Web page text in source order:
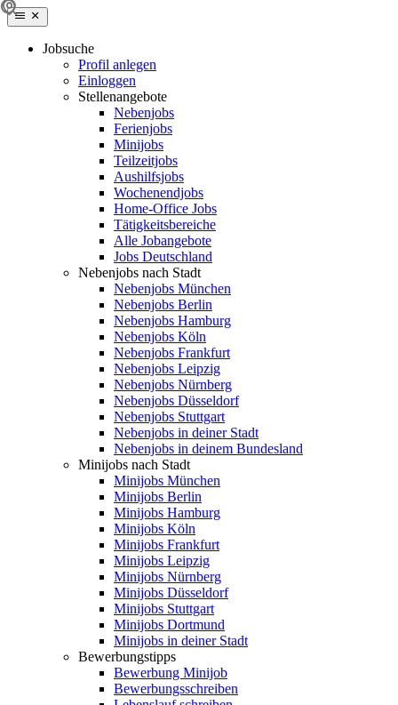
Jobsuche
Profil anlegen
Einloggen
Stellenangebote
Nebenjobs
Ferienjobs
Minijobs
Teilzeitjobs
Aushilfsjobs
Wochenendjobs
Home-Office Jobs
Tätigkeitsbereiche
Alle Jobangebote
Jobs Deutschland
Nebenjobs nach Stadt
Nebenjobs München
Nebenjobs Berlin
Nebenjobs Hamburg
Nebenjobs Köln
Nebenjobs Frankfurt
Nebenjobs Leipzig
Nebenjobs Nürnberg
Nebenjobs Düsseldorf
Nebenjobs Stuttgart
Nebenjobs in deiner Stadt
Nebenjobs in deinem Bundesland
Minijobs nach Stadt
Minijobs München
Minijobs Berlin
Minijobs Hamburg
Minijobs Köln
Minijobs Frankfurt
Minijobs Leipzig
Minijobs Nürnberg
Minijobs Düsseldorf
Minijobs Stuttgart
Minijobs Dortmund
Minijobs in deiner Stadt
Bewerbungstipps
Bewerbung Minijob
Bewerbungsschreiben